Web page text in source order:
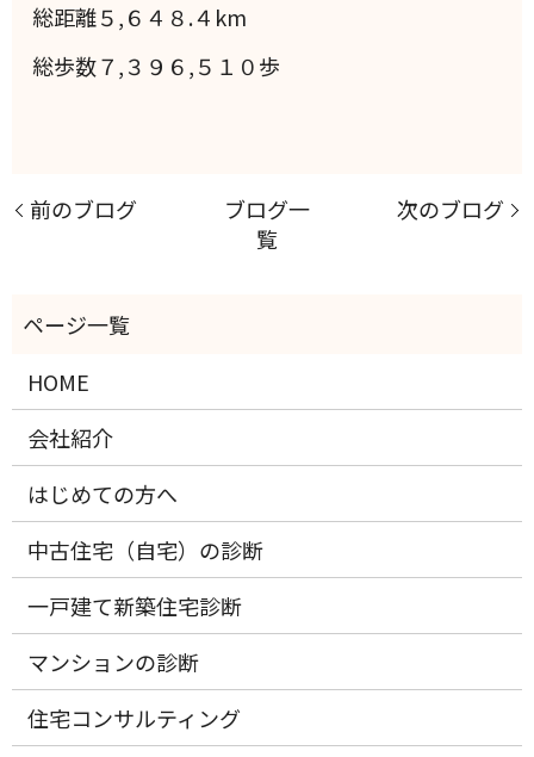
総距離５,６４８.４km
総歩数７,３９６,５１０歩
前のブログ
ブログ一
覧
次のブログ
HOME
会社紹介
はじめての方へ
中古住宅（自宅）の診断
一戸建て新築住宅診断
マンションの診断
住宅コンサルティング